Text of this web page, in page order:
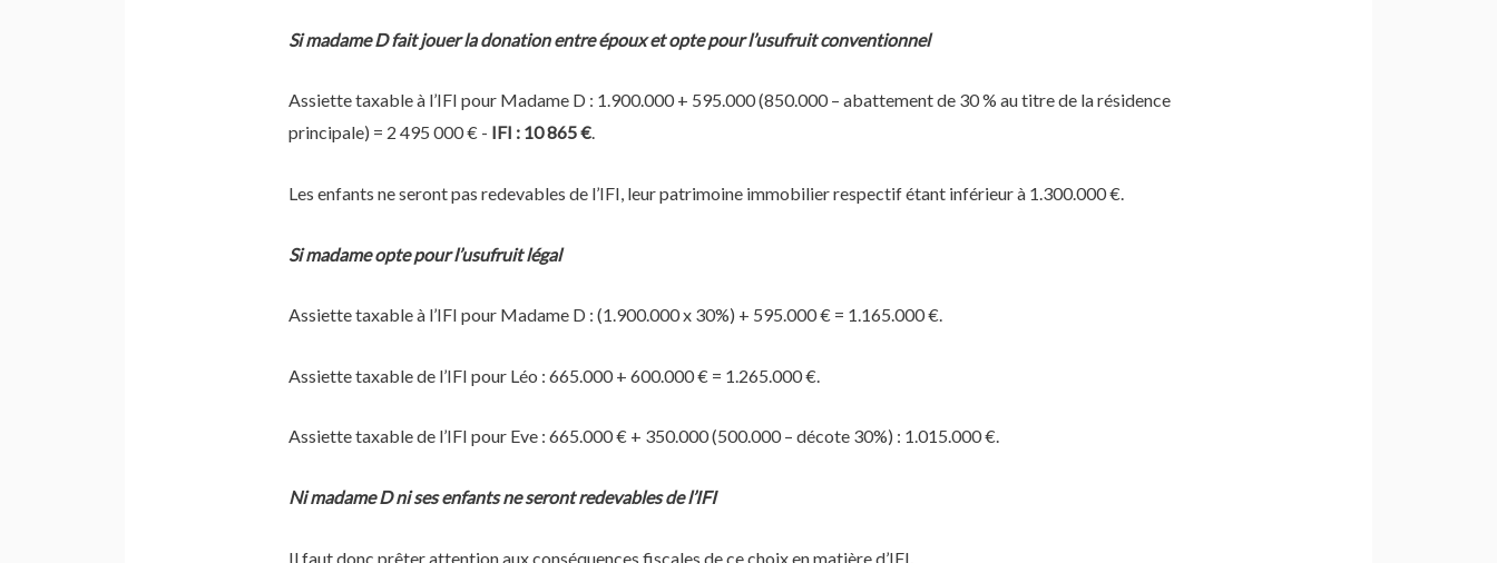
Si madame D fait jouer la donation entre époux et opte pour l’usufruit conventionnel
Assiette taxable à l’IFI pour Madame D : 1.900.000 + 595.000 (850.000 – abattement de 30 % au titre de la résidence
principale) = 2 495 000 € - IFI : 10 865 €.
Les enfants ne seront pas redevables de l’IFI, leur patrimoine immobilier respectif étant inférieur à 1.300.000 €.
Si madame opte pour l’usufruit légal
Assiette taxable à l’IFI pour Madame D : (1.900.000 x 30%) + 595.000 € = 1.165.000 €.
Assiette taxable de l’IFI pour Léo : 665.000 + 600.000 € = 1.265.000 €.
Assiette taxable de l’IFI pour Eve : 665.000 € + 350.000 (500.000 – décote 30%) : 1.015.000 €.
Ni madame D ni ses enfants ne seront redevables de l’IFI
Il faut donc prêter attention aux conséquences fiscales de ce choix en matière d’IFI.